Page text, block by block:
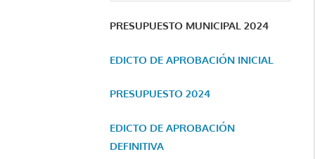
PRESUPUESTO MUNICIPAL 2024
EDICTO DE APROBACIÓN INICIAL
PRESUPUESTO 2024
EDICTO DE APROBACIÓN
DEFINITIVA